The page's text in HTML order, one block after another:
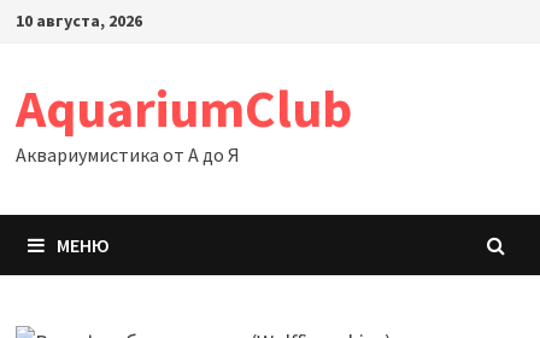
Перейти
10 августа, 2026
AquariumClub
Аквариумистика от А до Я
МЕНЮ